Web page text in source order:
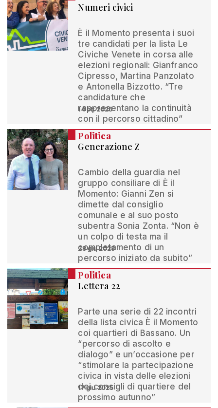
Numeri civici
È il Momento presenta i suoi
tre candidati per la lista Le
Civiche Venete in corsa alle
elezioni regionali: Gianfranco
Cipresso, Martina Panzolato
e Antonella Bizzotto. “Tre
candidature che
rappresentano la continuità
con il percorso cittadino”
14 ott 2025
Politica
Generazione Z
Cambio della guardia nel
gruppo consiliare di È il
Momento: Gianni Zen si
dimette dal consiglio
comunale e al suo posto
subentra Sonia Zonta. “Non è
un colpo di testa ma il
completamento di un
percorso iniziato da subito”
28 giu 2025
Politica
Lettera 22
Parte una serie di 22 incontri
della lista civica È il Momento
coi quartieri di Bassano. Un
“percorso di ascolto e
dialogo” e un’occasione per
“stimolare la partecipazione
civica in vista delle elezioni
dei consigli di quartiere del
prossimo autunno”
17 giu 2025